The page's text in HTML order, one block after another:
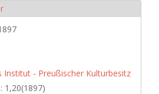
Institut - Preußischer Kulturbesitz
1,20(1897)